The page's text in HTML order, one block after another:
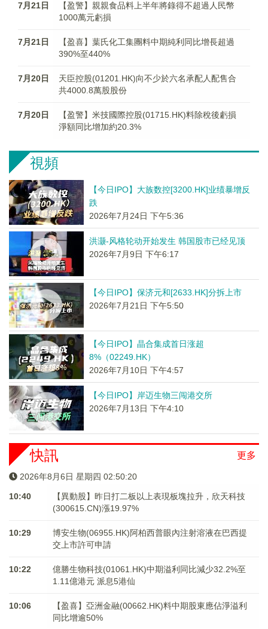
7月21日
【盈警】親親食品料上半年將錄得不超過人民幣
1000萬元虧損
7月21日
【盈喜】葉氏化工集團料中期純利同比增長超過
390%至440%
7月20日
天臣控股(01201.HK)向不少於六名承配人配售合
共4000.8萬股股份
7月20日
【盈警】米技國際控股(01715.HK)料除稅後虧損
淨額同比增加約20.3%
視頻
【今日IPO】大族数控[3200.HK]业绩暴增反
跌
2026年7月24日 下午5:36
洪灏-风格轮动开始发生 韩国股市已经见顶
2026年7月9日 下午6:17
【今日IPO】保济元和[2633.HK]分拆上市
2026年7月21日 下午5:50
【今日IPO】晶合集成首日涨超
8%（02249.HK）
2026年7月10日 下午4:57
【今日IPO】岸迈生物三闯港交所
2026年7月13日 下午4:10
更多
快訊
2026年8月6日 星期四 02:50:20
10:40
【異動股】昨日打二板以上表現板塊拉升，欣天科技
(300615.CN)漲19.97%
10:29
博安生物(06955.HK)阿柏西普眼內注射溶液在巴西提
交上市許可申請
10:22
億勝生物科技(01061.HK)中期溢利同比減少32.2%至
1.11億港元 派息5港仙
10:06
【盈喜】亞洲金融(00662.HK)料中期股東應佔淨溢利
同比增逾50%